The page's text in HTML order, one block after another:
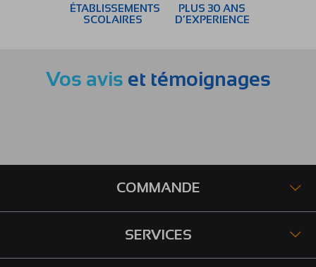
ÉTABLISSEMENTS
SCOLAIRES
PLUS 30 ANS
D’EXPERIENCE
Vos avis et témoignages
COMMANDE
SERVICES